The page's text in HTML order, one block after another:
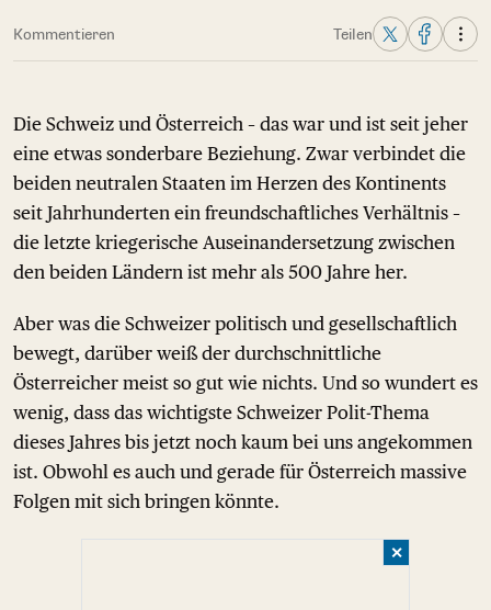
Kommentieren Teilen
Die Schweiz und Österreich – das war und ist seit jeher
eine etwas sonderbare Beziehung. Zwar verbindet die
beiden neutralen Staaten im Herzen des Kontinents
seit Jahrhunderten ein freundschaftliches Verhältnis –
die letzte kriegerische Auseinandersetzung zwischen
den beiden Ländern ist mehr als 500 Jahre her.
Aber was die Schweizer politisch und gesellschaftlich
bewegt, darüber weiß der durchschnittliche
Österreicher meist so gut wie nichts. Und so wundert es
wenig, dass das wichtigste Schweizer Polit-Thema
dieses Jahres bis jetzt noch kaum bei uns angekommen
ist. Obwohl es auch und gerade für Österreich massive
Folgen mit sich bringen könnte.
✕